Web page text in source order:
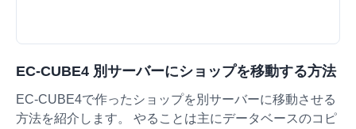
EC-CUBE4 別サーバーにショップを移動する方法
EC-CUBE4で作ったショップを別サーバーに移動させる
方法を紹介します。 やることは主にデータベースのコピ